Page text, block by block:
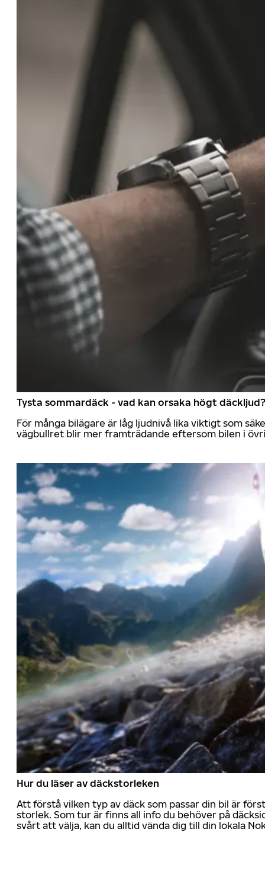
Tysta sommardäck - vad kan orsaka högt däckljud?
För många bilägare är låg ljudnivå lika viktigt som
vägbullret blir mer framträdande eftersom bilen i
Hur du läser av däckstorleken
Att förstå vilken typ av däck som passar din bil är
storlek. Som tur är finns all info du behöver på
svårt att välja, kan du alltid vända dig till din lokala